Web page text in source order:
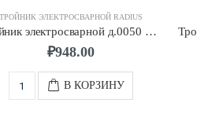
ТРОЙНИК ЭЛЕКТРОСВАРНОЙ RADIUS
Тройник электросварной д.0050 SDR11 ПЭ100 RADIUS
₽948.00
В КОРЗИНУ